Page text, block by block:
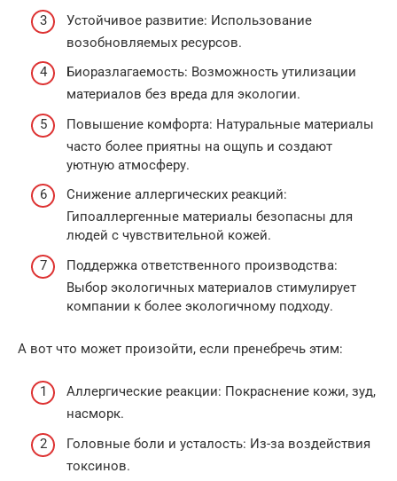
Устойчивое развитие: Использование
возобновляемых ресурсов.
Биоразлагаемость: Возможность утилизации
материалов без вреда для экологии.
Повышение комфорта: Натуральные материалы
часто более приятны на ощупь и создают
уютную атмосферу.
Снижение аллергических реакций:
Гипоаллергенные материалы безопасны для
людей с чувствительной кожей.
Поддержка ответственного производства:
Выбор экологичных материалов стимулирует
компании к более экологичному подходу.
А вот что может произойти, если пренебречь этим:
Аллергические реакции: Покраснение кожи, зуд,
насморк.
Головные боли и усталость: Из-за воздействия
токсинов.